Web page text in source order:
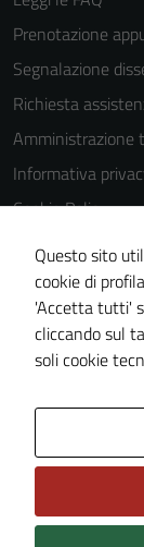
Prenotazione
Segnalazione
Richiesta
Amministrazione
Informativa
Cookie Policy
Note legali
Dichiarazione di
Segnalazioni di
Piano di
Questo sito
cookie di
'Accetta tutti'
cliccando sul
soli cookie